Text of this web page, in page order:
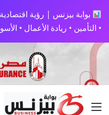
بوابة بيزنس | رؤية
• التأمين • ريادة الأعمال •
القائمة